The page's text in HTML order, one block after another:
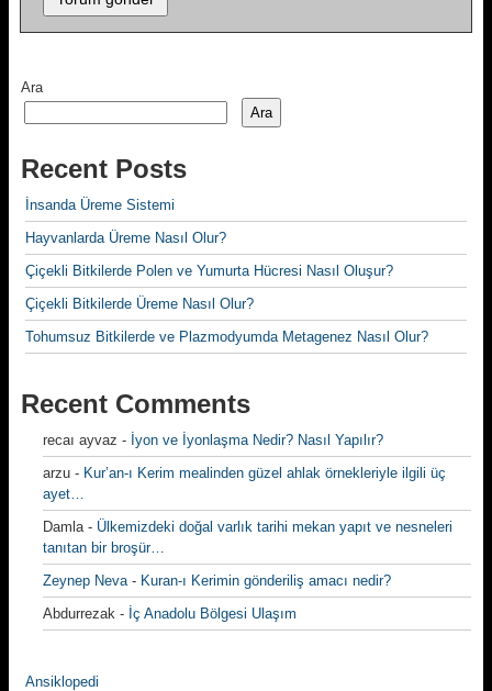
Ara
Ara
Recent Posts
İnsanda Üreme Sistemi
Hayvanlarda Üreme Nasıl Olur?
Çiçekli Bitkilerde Polen ve Yumurta Hücresi Nasıl Oluşur?
Çiçekli Bitkilerde Üreme Nasıl Olur?
Tohumsuz Bitkilerde ve Plazmodyumda Metagenez Nasıl Olur?
Recent Comments
recaı ayvaz - İyon ve İyonlaşma Nedir? Nasıl Yapılır?
arzu - Kur’an-ı Kerim mealinden güzel ahlak örnekleriyle ilgili üç
ayet…
Damla- Ülkemizdeki doğal varlık tarihi mekan yapıt ve nesneleri
tanıtan bir broşür…
Zeynep Neva- Kuran-ı Kerimin gönderiliş amacı nedir?
Abdurrezak - İç Anadolu Bölgesi Ulaşım
Ansiklopedi